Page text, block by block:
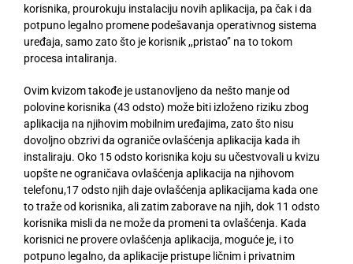
korisnika, prourokuju instalaciju novih aplikacija, pa čak i da
potpuno legalno promene podešavanja operativnog sistema
uređaja, samo zato što je korisnik ,,pristao’’ na to tokom
procesa intaliranja.
Ovim kvizom takođe je ustanovljeno da nešto manje od
polovine korisnika (43 odsto) može biti izloženo riziku zbog
aplikacija na njihovim mobilnim uređajima, zato što nisu
dovoljno obzrivi da ograniče ovlašćenja aplikacija kada ih
instaliraju. Oko 15 odsto korisnika koju su učestvovali u kvizu
uopšte ne ograničava ovlašćenja aplikacija na njihovom
telefonu,17 odsto njih daje ovlašćenja aplikacijama kada one
to traže od korisnika, ali zatim zaborave na njih, dok 11 odsto
korisnika misli da ne može da promeni ta ovlašćenja. Kada
korisnici ne provere ovlašćenja aplikacija, moguće je, i to
potpuno legalno, da aplikacije pristupe ličnim i privatnim